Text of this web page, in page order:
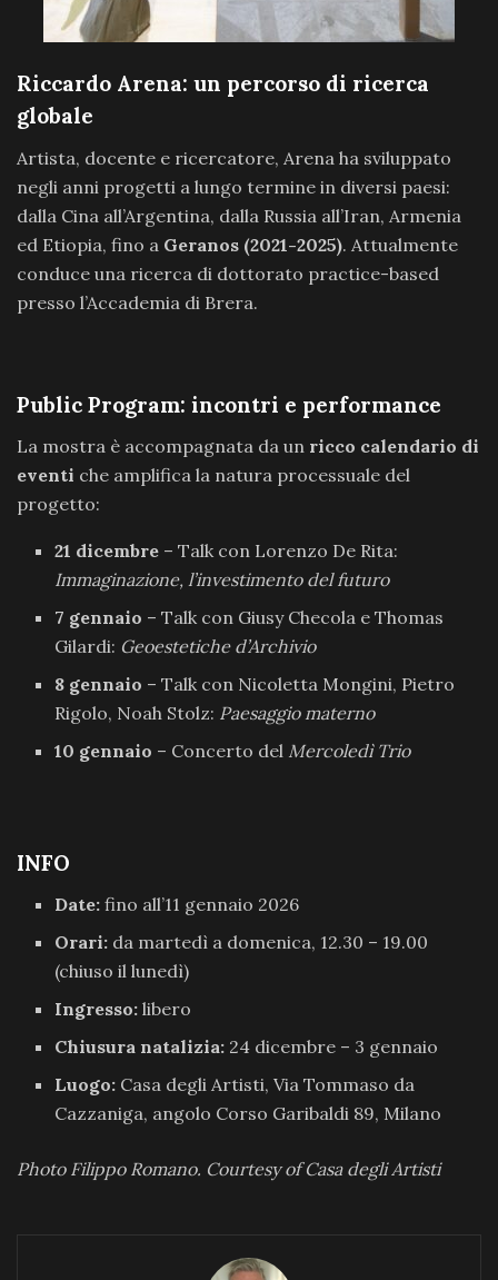
Riccardo Arena: un percorso di ricerca
globale
Artista, docente e ricercatore, Arena ha sviluppato
negli anni progetti a lungo termine in diversi paesi:
dalla Cina all’Argentina, dalla Russia all’Iran, Armenia
ed Etiopia, fino a Geranos (2021-2025). Attualmente
conduce una ricerca di dottorato practice-based
presso l’Accademia di Brera.
Public Program: incontri e performance
La mostra è accompagnata da un ricco calendario di
eventi che amplifica la natura processuale del
progetto:
21 dicembre – Talk con Lorenzo De Rita:
Immaginazione, l’investimento del futuro
7 gennaio – Talk con Giusy Checola e Thomas
Gilardi: Geoestetiche d’Archivio
8 gennaio – Talk con Nicoletta Mongini, Pietro
Rigolo, Noah Stolz: Paesaggio materno
10 gennaio – Concerto del Mercoledì Trio
INFO
Date: fino all’11 gennaio 2026
Orari: da martedì a domenica, 12.30 – 19.00
(chiuso il lunedì)
Ingresso: libero
Chiusura natalizia: 24 dicembre – 3 gennaio
Luogo: Casa degli Artisti, Via Tommaso da
Cazzaniga, angolo Corso Garibaldi 89, Milano
Photo Filippo Romano. Courtesy of Casa degli Artisti